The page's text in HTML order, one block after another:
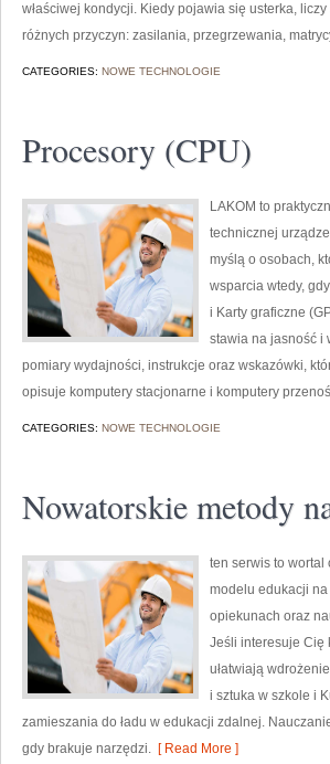
właściwej kondycji. Kiedy pojawia się usterka,
różnych przyczyn: zasilania, przegrzewania,
CATEGORIES: NOWE TECHNOLOGIE
Procesory (CPU)
LAKOM to
technicznej
myślą o osobach,
wsparcia wtedy,
i Karty graficzne
stawia na jasność i
pomiary wydajności, instrukcje oraz wskazówki,
opisuje komputery stacjonarne i komputery
CATEGORIES: NOWE TECHNOLOGIE
Nowatorskie metody
ten serwis to wortal
modelu edukacji na
opiekunach oraz
Jeśli interesuje Cię
ułatwiają
i sztuka w szkole i
zamieszania do ładu w edukacji zdalnej.
gdy brakuje narzędzi. [ Read More ]